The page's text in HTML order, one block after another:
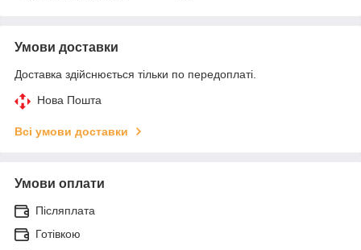
Умови доставки
Доставка здійснюється тільки по передоплаті.
Нова Пошта
Всі умови доставки
Умови оплати
Післяплата
Готівкою